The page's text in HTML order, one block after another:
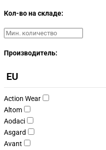
Кол-во на складе:
Производитель:
EU
Action Wear
Altom
Aodaci
Asgard
Avant